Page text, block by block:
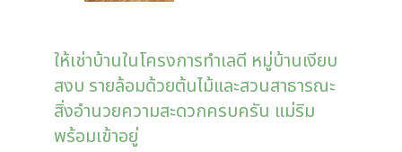
ให้เช่าบ้านในโครงการทำเลดี หมู่บ้านเงียบ
สงบ รายล้อมด้วยต้นไม้และสวนสาธารณะ
สิ่งอำนวยความสะดวกครบครัน แม่ริม
พร้อมเข้าอยู่